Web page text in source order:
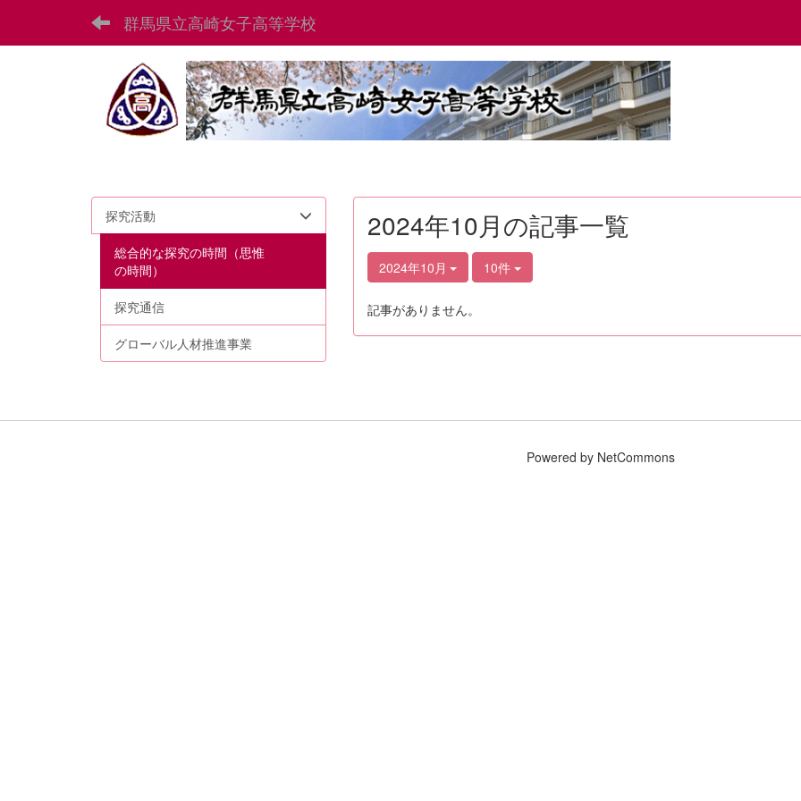
群馬県立高崎女子高等学校
2024年10月の記事一覧
2024年10月 10件
記事がありません。
探究活動
総合的な探究の時間（思惟
の時間）
探究通信
グローバル人材推進事業
Powered by NetCommons